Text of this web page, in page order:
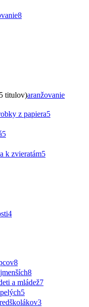
8
titulov)aranžovanie
z papiera5
5
k zvieratám5
4
8
8
a mládež7
5
3